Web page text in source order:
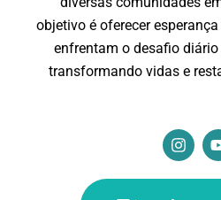
objetivo é oferecer
enfrentam o desafio
transformando vidas e